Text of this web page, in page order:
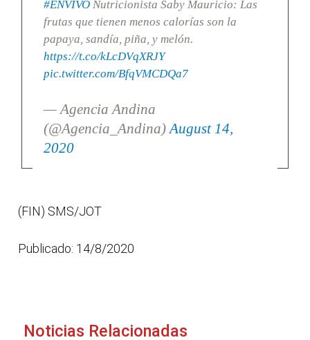
#ENVIVONutricionista Saby Mauricio: Las
frutas que tienen menos calorías son la
papaya, sandía, piña, y melón.
https://t.co/kLcDVqXRJY
pic.twitter.com/BfqVMCDQa7
— Agencia Andina
(@Agencia_Andina)August 14,
2020
(FIN) SMS/JOT
Publicado: 14/8/2020
Noticias Relacionadas